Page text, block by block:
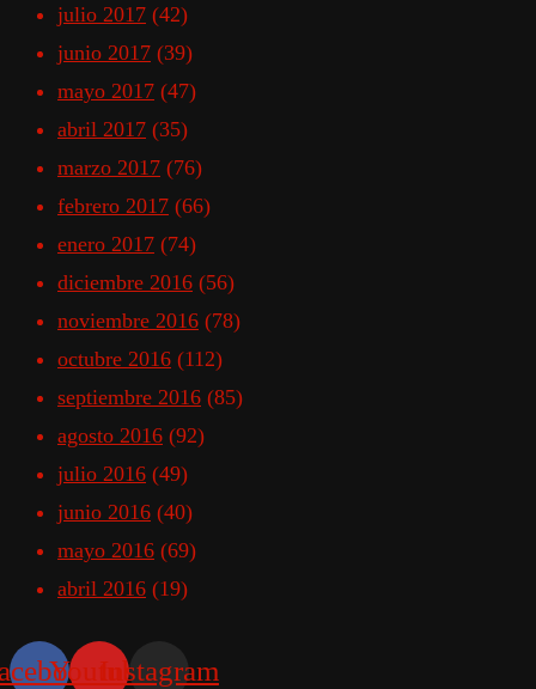
julio 2017 (42)
junio 2017 (39)
mayo 2017 (47)
abril 2017 (35)
marzo 2017 (76)
febrero 2017 (66)
enero 2017 (74)
diciembre 2016 (56)
noviembre 2016 (78)
octubre 2016 (112)
septiembre 2016 (85)
agosto 2016 (92)
julio 2016 (49)
junio 2016 (40)
mayo 2016 (69)
abril 2016 (19)
YoutubeInstagram